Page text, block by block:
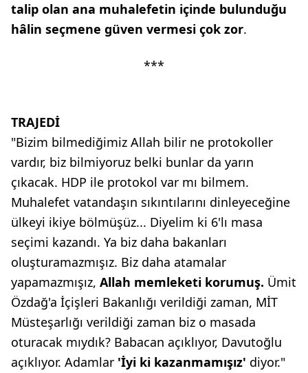
talip olan ana muhalefetin içinde bulunduğu
hâlin seçmene güven vermesi çok zor.
***
TRAJEDİ
"Bizim bilmediğimiz Allah bilir ne protokoller
vardır, biz bilmiyoruz belki bunlar da yarın
çıkacak. HDP ile protokol var mı bilmem.
Muhalefet vatandaşın sıkıntılarını dinleyeceğine
ülkeyi ikiye bölmüşüz... Diyelim ki 6'lı masa
seçimi kazandı. Ya biz daha bakanları
oluşturamazmışız. Biz daha atamalar
yapamazmışız, Allah memleketi korumuş. Ümit
Özdağ'a İçişleri Bakanlığı verildiği zaman, MİT
Müsteşarlığı verildiği zaman biz o masada
oturacak mıydık? Babacan açıklıyor, Davutoğlu
açıklıyor. Adamlar 'İyi ki kazanmamışız' diyor."